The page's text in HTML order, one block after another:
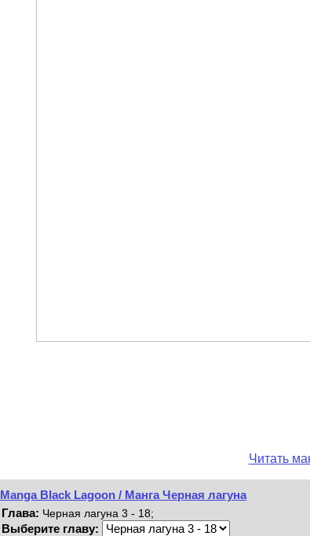
Читать
Manga Black Lagoon / Манга Черная лагуна
Глава: Черная лагуна 3 - 18;
Выберите главу: